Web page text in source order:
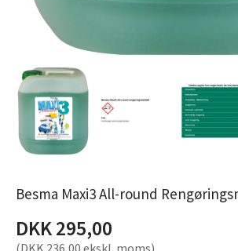
Besma Maxi3 All-round
DKK 295,00